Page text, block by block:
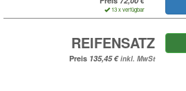
13 x verfügbar
REIFENSATZ
Preis inkl. MwSt